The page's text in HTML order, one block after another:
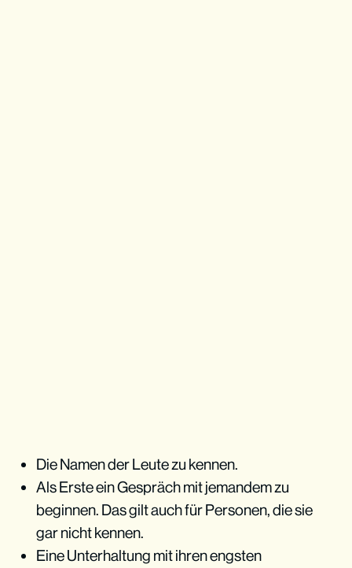
Die Namen der Leute zu kennen.
Als Erste ein Gespräch mit jemandem zu
beginnen. Das gilt auch für Personen, die sie
gar nicht kennen.
Eine Unterhaltung mit ihren engsten